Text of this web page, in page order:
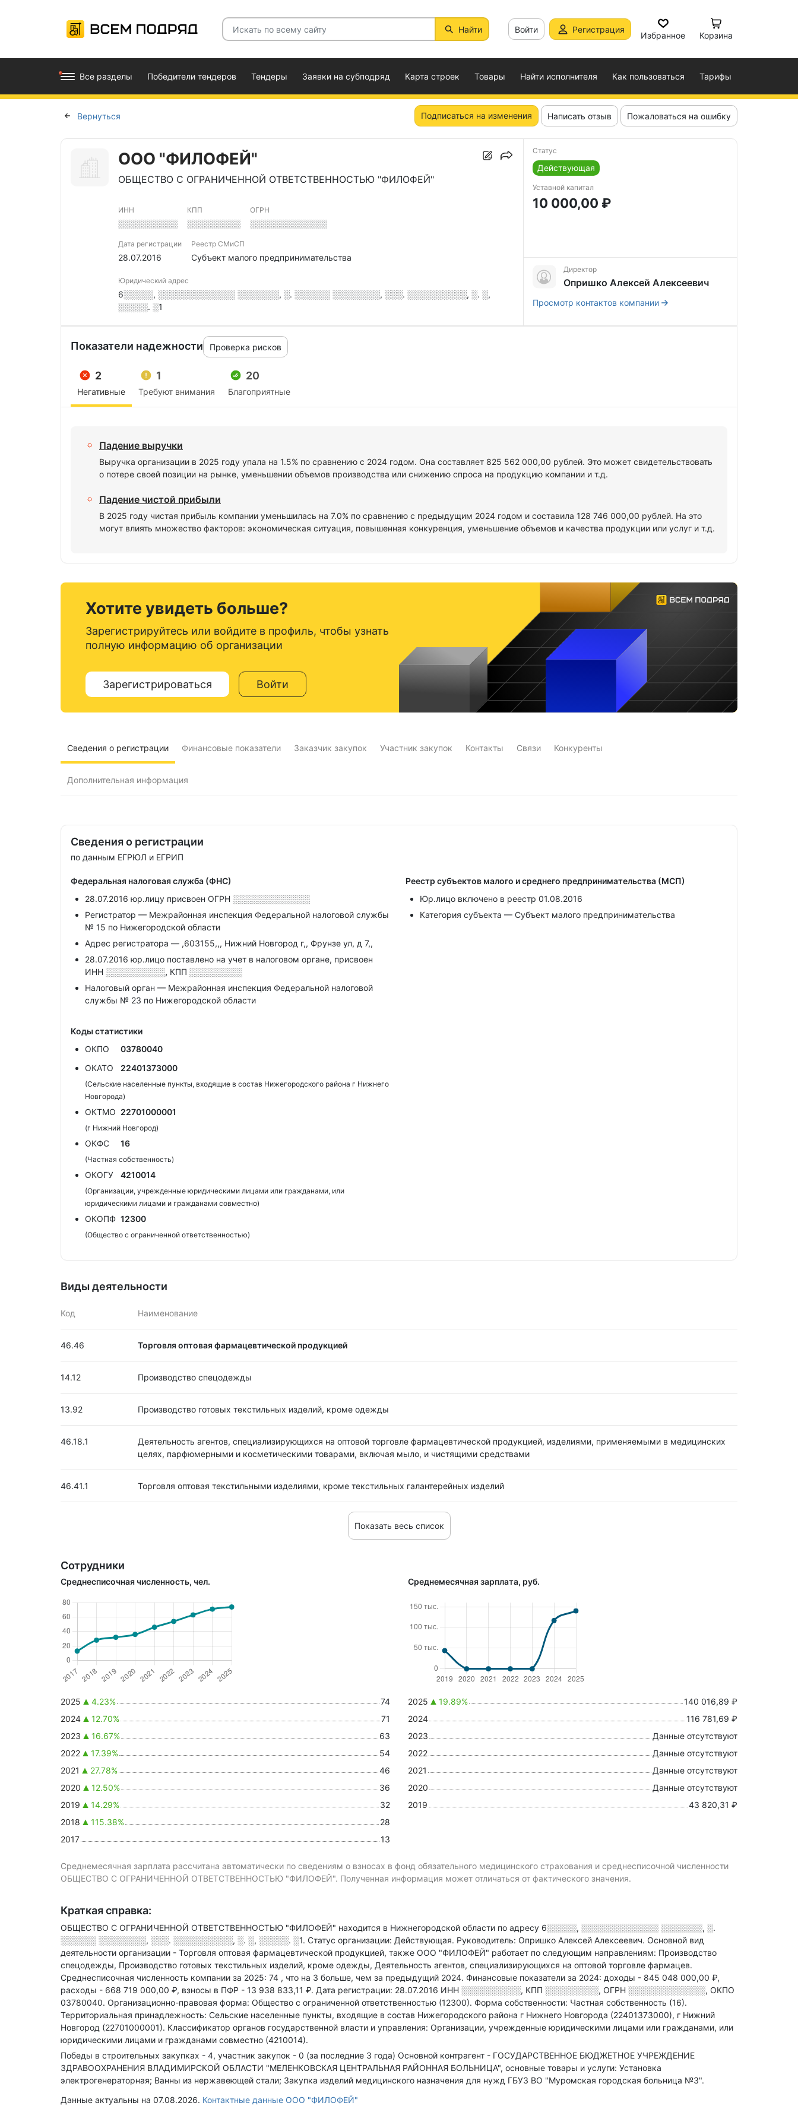
Найти Войти Регистрация
Избранное Корзина
Все разделы Победители тендеров Тендеры Заявки на субподряд Карта строек Товары Найти исполнителя Как пользоваться Тарифы
Вернуться Подписаться на изменения Написать отзыв Пожаловаться на ошибку
ООО "ФИЛОФЕЙ"
ОБЩЕСТВО С ОГРАНИЧЕННОЙ ОТВЕТСТВЕННОСТЬЮ "ФИЛОФЕЙ"
ИНН
░░░░░░░░░░
КПП
░░░░░░░░░
ОГРН
░░░░░░░░░░░░░
Дата регистрации
28.07.2016
Реестр СМиСП
Субъект малого предпринимательства
Юридический адрес
6░░░░░, ░░░░░░░░░░░░░ ░░░░░░░, ░. ░░░░░░ ░░░░░░░░, ░░░. ░░░░░░░░░░, ░. ░,
░░░░░. ░1
Статус
Действующая
Уставной капитал
10 000,00 ₽
Директор
Опришко Алексей Алексеевич
Просмотр контактов компании
Показатели надежности Проверка рисков
2
Негативные
1
Требуют внимания
20
Благоприятные
Падение выручки
Выручка организации в 2025 году упала на 1.5% по сравнению с 2024 годом. Она составляет 825 562 000,00 рублей. Это может свидетельствовать
о потере своей позиции на рынке, уменьшении объемов производства или снижению спроса на продукцию компании и т.д.
Падение чистой прибыли
В 2025 году чистая прибыль компании уменьшилась на 7.0% по сравнению с предыдущим 2024 годом и составила 128 746 000,00 рублей. На это
могут влиять множество факторов: экономическая ситуация, повышенная конкуренция, уменьшение объемов и качества продукции или услуг и т.д.
Хотите увидеть больше?
Зарегистрируйтесь или войдите в профиль, чтобы узнать
полную информацию об организации
Зарегистрироваться Войти
Сведения о регистрации Финансовые показатели Заказчик закупок Участник закупок Контакты Связи Конкуренты
Дополнительная информация
Сведения о регистрации
по данным ЕГРЮЛ и ЕГРИП
Федеральная налоговая служба (ФНС)
28.07.2016 юр.лицу присвоен ОГРН ░░░░░░░░░░░░░
Регистратор — Межрайонная инспекция Федеральной налоговой службы
№ 15 по Нижегородской области
Адрес регистратора — ,603155,,, Нижний Новгород г,, Фрунзе ул, д 7,,
28.07.2016 юр.лицо поставлено на учет в налоговом органе, присвоен
ИНН ░░░░░░░░░░, КПП ░░░░░░░░░
Налоговый орган — Межрайонная инспекция Федеральной налоговой
службы № 23 по Нижегородской области
Реестр субъектов малого и среднего предпринимательства (МСП)
Юр.лицо включено в реестр 01.08.2016
Категория субъекта — Субъект малого предпринимательства
Коды статистики
ОКПО
03780040
ОКАТО
22401373000
(Сельские населенные пункты, входящие в состав Нижегородского района г Нижнего
Новгорода)
ОКТМО 22701000001
(г Нижний Новгород)
ОКФС 16
(Частная собственность)
ОКОГУ 4210014
(Организации, учрежденные юридическими лицами или гражданами, или
юридическими лицами и гражданами совместно)
ОКОПФ 12300
(Общество с ограниченной ответственностью)
Виды деятельности
Код Наименование
46.46 Торговля оптовая фармацевтической продукцией
14.12 Производство спецодежды
13.92 Производство готовых текстильных изделий, кроме одежды
46.18.1
Деятельность агентов, специализирующихся на оптовой торговле фармацевтической продукцией, изделиями, применяемыми в медицинских
целях, парфюмерными и косметическими товарами, включая мыло, и чистящими средствами
46.41.1 Торговля оптовая текстильными изделиями, кроме текстильных галантерейных изделий
Показать весь список
Сотрудники
Среднесписочная численность, чел.
2025 4.23%
74
2024
12.70%
71
2023
16.67%
63
2022
17.39%
54
2021
27.78%
46
2020
12.50%
36
2019
14.29%
32
2018
115.38%
28
2017
13
Среднемесячная зарплата, руб.
2025 19.89%
140 016,89 ₽
2024
116 781,69 ₽
2023
Данные отсутствуют
2022
Данные отсутствуют
2021
Данные отсутствуют
2020
Данные отсутствуют
2019
43 820,31 ₽
Среднемесячная зарплата рассчитана автоматически по сведениям о взносах в фонд обязательного медицинского страхования и среднесписочной численности
ОБЩЕСТВО С ОГРАНИЧЕННОЙ ОТВЕТСТВЕННОСТЬЮ "ФИЛОФЕЙ". Полученная информация может отличаться от фактического значения.
Краткая справка:
ОБЩЕСТВО С ОГРАНИЧЕННОЙ ОТВЕТСТВЕННОСТЬЮ "ФИЛОФЕЙ" находится в Нижнегородской области по адресу 6░░░░░, ░░░░░░░░░░░░░ ░░░░░░░, ░.
░░░░░░ ░░░░░░░░, ░░░. ░░░░░░░░░░, ░. ░, ░░░░░. ░1. Статус организации: Действующая. Руководитель: Опришко Алексей Алексеевич. Основной вид
деятельности организации - Торговля оптовая фармацевтической продукцией, также ООО "ФИЛОФЕЙ" работает по следующим направлениям: Производство
спецодежды, Производство готовых текстильных изделий, кроме одежды, Деятельность агентов, специализирующихся на оптовой торговле фармацев.
Среднесписочная численность компании за 2025: 74 , что на 3 больше, чем за предыдущий 2024. Финансовые показатели за 2024: доходы - 845 048 000,00 ₽,
расходы - 668 719 000,00 ₽, взносы в ПФР - 13 938 833,11 ₽. Дата регистрации: 28.07.2016 ИНН ░░░░░░░░░░, КПП ░░░░░░░░░, ОГРН ░░░░░░░░░░░░░, ОКПО
03780040. Организационно-правовая форма: Общество с ограниченной ответственностью (12300). Форма собственности: Частная собственность (16).
Территориальная принадлежность: Сельские населенные пункты, входящие в состав Нижегородского района г Нижнего Новгорода (22401373000), г Нижний
Новгород (22701000001). Классификатор органов государственной власти и управления: Организации, учрежденные юридическими лицами или гражданами, или
юридическими лицами и гражданами совместно (4210014).
Победы в строительных закупках - 4, участник закупок - 0 (за последние 3 года) Основной контрагент - ГОСУДАРСТВЕННОЕ БЮДЖЕТНОЕ УЧРЕЖДЕНИЕ
ЗДРАВООХРАНЕНИЯ ВЛАДИМИРСКОЙ ОБЛАСТИ "МЕЛЕНКОВСКАЯ ЦЕНТРАЛЬНАЯ РАЙОННАЯ БОЛЬНИЦА", основные товары и услуги: Установка
электрогенераторная; Ванны из нержавеющей стали; Закупка изделий медицинского назначения для нужд ГБУЗ ВО "Муромская городская больница №3".
Данные актуальны на 07.08.2026. Контактные данные ООО "ФИЛОФЕЙ"